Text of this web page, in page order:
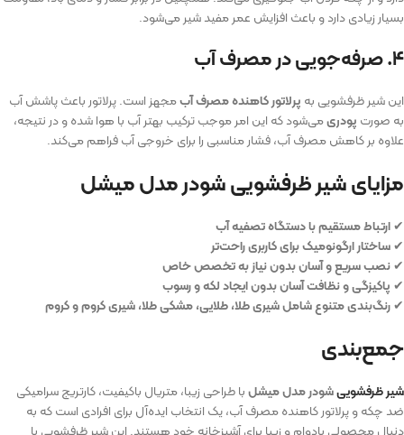
بسیار زیادی دارد و باعث افزایش عمر مفید شیر می‌شود.
۴. صرفه‌جویی در مصرف آب
این شیر ظرفشویی به پرلاتور کاهنده مصرف آبمجهز است. پرلاتور باعث پاشش آب
به صورت پودریمی‌شود که این امر موجب ترکیب بهتر آب با هوا شده و در نتیجه،
علاوه بر کاهش مصرف آب، فشار مناسبی را برای خروجی آب فراهم می‌کند.
مزایای شیر ظرفشویی شودر مدل میشل
✔ارتباط مستقیم با دستگاه تصفیه آب
✔ساختار ارگونومیک برای کاربری راحت‌تر
✔نصب سریع و آسان بدون نیاز به تخصص خاص
✔ پاکیزگی و نظافت آسان بدون ایجاد لکه و رسوب
✔رنگ‌بندی متنوع شامل شیری طلا، طلایی، مشکی طلا، شیری کروم و کروم
جمع‌بندی
شیر ظرفشوییشودر مدل میشلبا طراحی زیبا، متریال باکیفیت، کارتریج سرامیکی
ضد چکه و پرلاتور کاهنده مصرف آب، یک انتخاب ایده‌آل برای افرادی است که به
دنبال محصولی بادوام و زیبا برای آشپزخانه خود هستند. این شیر ظرفشویی با